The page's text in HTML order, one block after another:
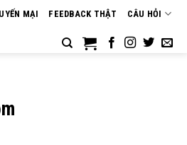
MẠI FEEDBACK THẬT CÂU HỎI